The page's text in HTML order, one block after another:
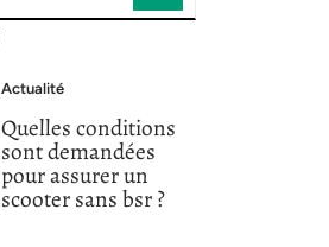
Actualité
Quelles conditions
sont demandées
pour assurer un
scooter sans bsr ?